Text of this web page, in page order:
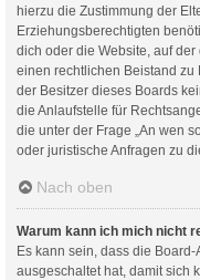
hierzu die Zustimmung der
Erziehungsberechtigten
dich oder die Website, auf
einen rechtlichen Beistand zu
der Besitzer dieses Boards
die Anlaufstelle für
die unter der Frage „An wen
oder juristische Anfragen zu
Nach oben
Warum kann ich mich nicht
Es kann sein, dass die
ausgeschaltet hat, damit sich